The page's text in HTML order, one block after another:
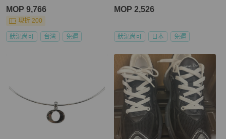
MOP 9,766
現折 200
狀況尚可 台灣 免運
MOP 2,526
狀況尚可 日本 免運